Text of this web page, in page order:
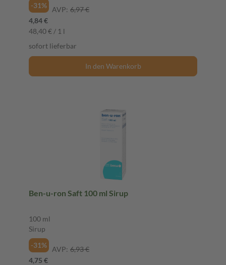
-31%
AVP: 6,97 €
4,84 €
48,40 € / 1 l
sofort lieferbar
In den Warenkorb
Ben-u-ron Saft 100 ml Sirup
100 ml
Sirup
-31%
AVP: 6,93 €
4,75 €